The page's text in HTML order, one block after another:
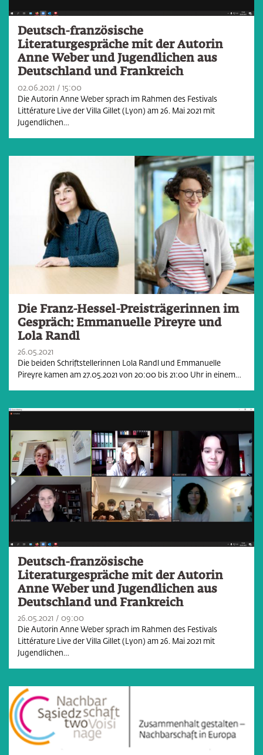
Deutsch-französische
Literaturgespräche mit der Autorin
Anne Weber und Jugendlichen aus
Deutschland und Frankreich
02.06.2021
15:00
Die Autorin Anne Weber sprach im Rahmen des Festivals
Littérature Live der Villa Gillet (Lyon) am 26. Mai 2021 mit
Jugendlichen…
Die Franz-Hessel-Preisträgerinnen im
Gespräch: Emmanuelle Pireyre und
Lola Randl
26.05.2021
Die beiden Schriftstellerinnen Lola Randl und Emmanuelle
Pireyre kamen am 27.05.2021 von 20:00 bis 21:00 Uhr in einem…
Deutsch-französische
Literaturgespräche mit der Autorin
Anne Weber und Jugendlichen aus
Deutschland und Frankreich
26.05.2021
09:00
Die Autorin Anne Weber sprach im Rahmen des Festivals
Littérature Live der Villa Gillet (Lyon) am 26. Mai 2021 mit
Jugendlichen…